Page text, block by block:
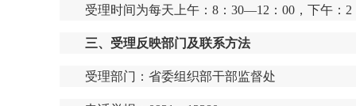
受理时间为每天上午：8：30—12：00，下午：
三、受理反映部门及联系方法
受理部门：省委组织部干部监督处